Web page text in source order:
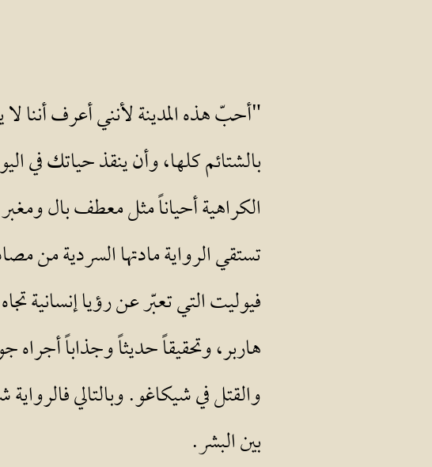
"أحبّ هذه المدينة لأنني أعرف أننا
بالشتائم كلها، وأن ينقذ حياتك في
الكراهية أحياناً مثل معطف بال
تستقي الرواية مادتها السردية من
هاربر، وتحقيقاً حديثاً وجذاباً
والقتل في شيكاغو. وبالتالي
بين البشر.